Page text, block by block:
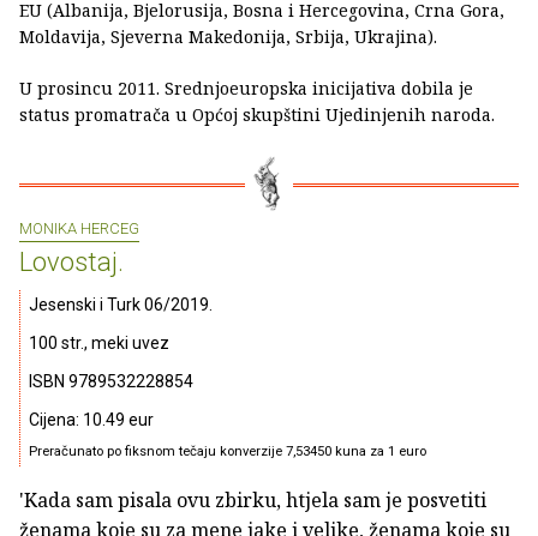
EU (Albanija, Bjelorusija, Bosna i Hercegovina, Crna Gora,
Moldavija, Sjeverna Makedonija, Srbija, Ukrajina).
U prosincu 2011. Srednjoeuropska inicijativa dobila je
status promatrača u Općoj skupštini Ujedinjenih naroda.
MONIKA HERCEG
Lovostaj.
Jesenski i Turk 06/2019.
100 str., meki uvez
ISBN 9789532228854
Cijena: 10.49 eur
Preračunato po fiksnom tečaju konverzije 7,53450 kuna za 1 euro
'Kada sam pisala ovu zbirku, htjela sam je posvetiti
ženama koje su za mene jake i velike, ženama koje su